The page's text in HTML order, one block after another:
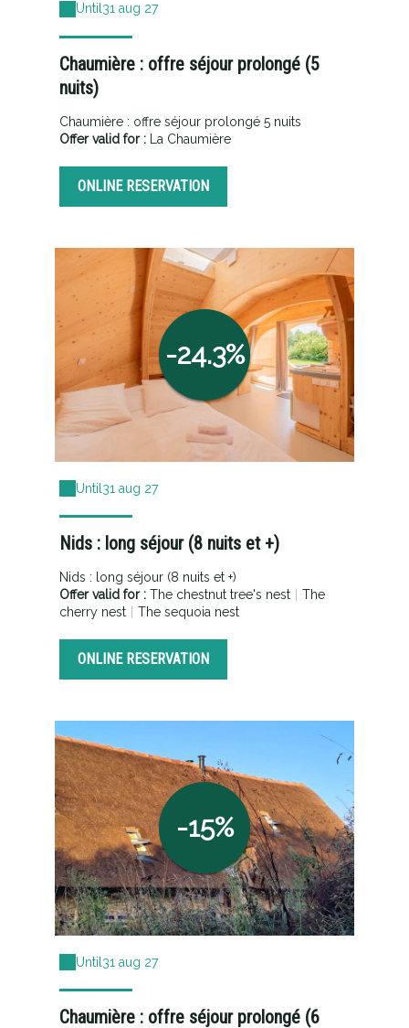
Until 31 aug 27
Chaumière : offre séjour prolongé (5
nuits)
Chaumière : offre séjour prolongé 5 nuits
Offer valid for : La Chaumière
ONLINE RESERVATION
-24.3%
Until 31 aug 27
Nids : long séjour (8 nuits et +)
Nids : long séjour (8 nuits et +)
Offer valid for : The chestnut tree's nest
The
cherry nest
The sequoia nest
ONLINE RESERVATION
-15%
Until 31 aug 27
Chaumière : offre séjour prolongé (6